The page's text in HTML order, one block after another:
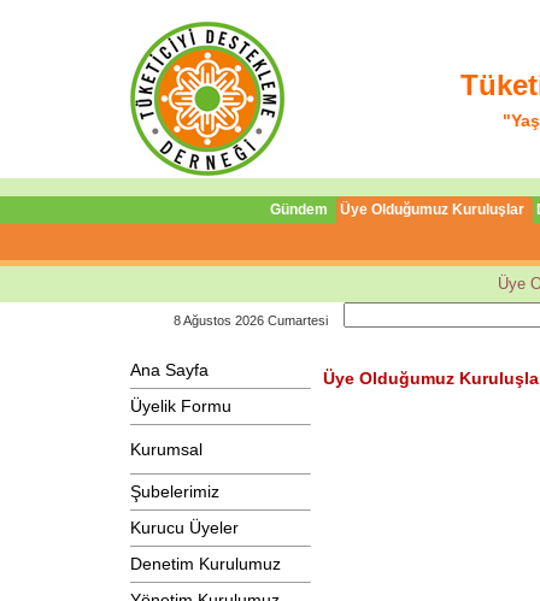
Gündem Üye Olduğumuz Kuruluşlar
Üye
8 Ağustos 2026 Cumartesi
Ana Sayfa
Üyelik Formu
Kurumsal
Şubelerimiz
Kurucu Üyeler
Denetim Kurulumuz
Üye Olduğumuz